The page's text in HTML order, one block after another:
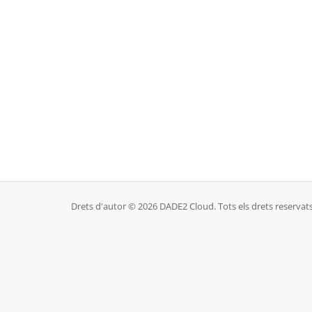
Drets d'autor © 2026 DADE2 Cloud. Tots els drets